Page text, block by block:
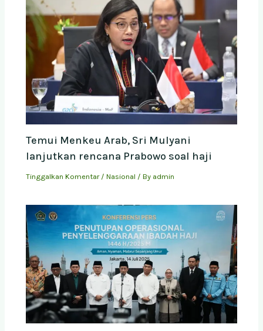
Temui Menkeu Arab, Sri Mulyani
lanjutkan rencana Prabowo soal haji
Tinggalkan Komentar /Nasional / By admin